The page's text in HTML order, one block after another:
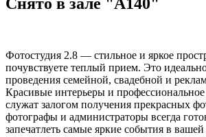
Фотостудия 2.8 — стильное и яркое
почувствуете теплый прием. Это
проведения семейной, свадебной и
Красивые интерьеры и
служат залогом получения прекрасных
фотографы и администраторы всегда
запечатлеть самые яркие события в